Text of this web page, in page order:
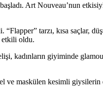
Art Nouveau’nun
tarzı, kısa saçlar,
etkili oldu.
kadınların giyiminde
ve maskülen kesimli giysilerin